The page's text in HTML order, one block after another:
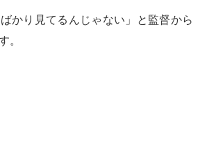
かり見てるんじゃない」と監督から
。